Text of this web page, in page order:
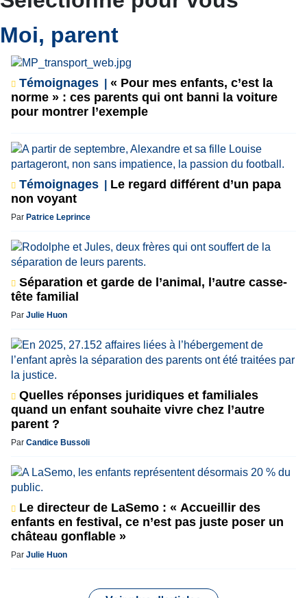
Moi, parent
Témoignages
« Pour mes enfants, c’est la
norme » : ces parents qui ont banni la voiture
pour montrer l’exemple
Témoignages
Le regard différent d’un papa
non voyant
Par Patrice Leprince
Séparation et garde de l’animal, l’autre casse-
tête familial
Par Julie Huon
Quelles réponses juridiques et familiales
quand un enfant souhaite vivre chez l’autre
parent ?
Par Candice Bussoli
Le directeur de LaSemo : « Accueillir des
enfants en festival, ce n’est pas juste poser un
château gonflable »
Par Julie Huon